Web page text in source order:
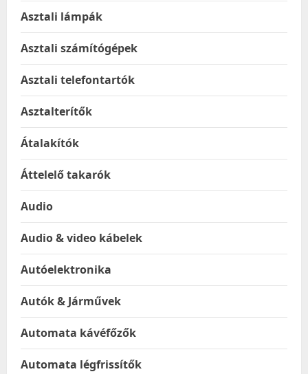
Asztali lámpák
Asztali számítógépek
Asztali telefontartók
Asztalterítők
Átalakítók
Áttelelő takarók
Audio
Audio & video kábelek
Autóelektronika
Autók & Járművek
Automata kávéfőzők
Automata légfrissítők